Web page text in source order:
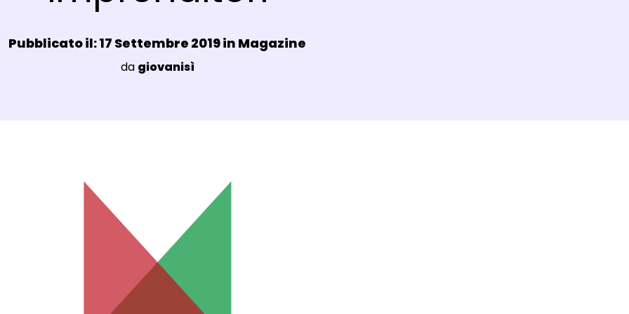
Data e ora:
Pubblicato il: 17 Settembre 2019 in Magazine
Luogo:
da giovanisì
Post Magazine